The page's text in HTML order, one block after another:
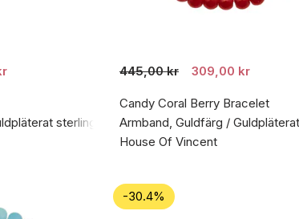
sterlingsilver 925
445,00 kr 309,00 kr
Candy Coral Berry Bracelet
Armband, Guldfärg /
House Of Vincent
-30.4%